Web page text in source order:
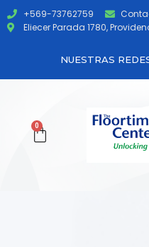
+569-73762759
Eliecer Parada 1780,
NUESTRAS
0